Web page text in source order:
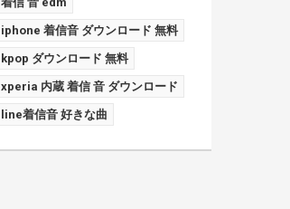
iphone 着信音 ダウンロード 無料
kpop ダウンロード 無料
xperia 内蔵 着信 音 ダウンロード
line着信音 好きな曲